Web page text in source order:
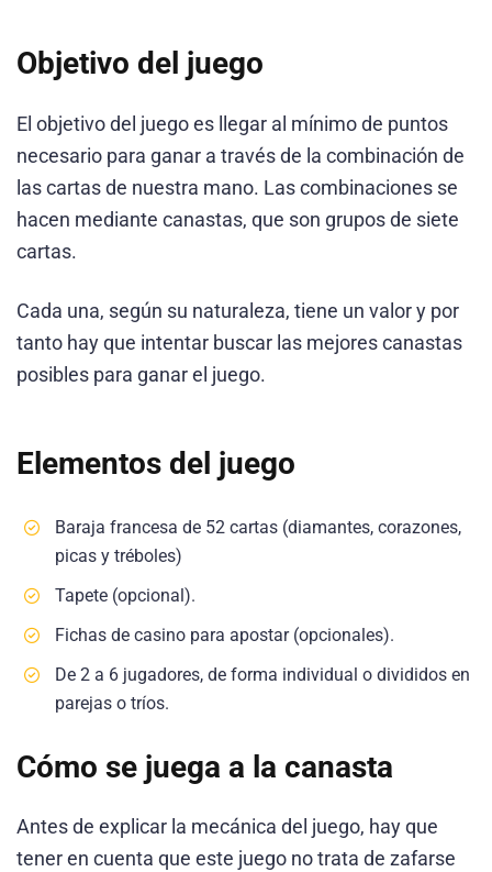
Objetivo del juego
El objetivo del juego es llegar al mínimo de puntos
necesario para ganar a través de la combinación de
las cartas de nuestra mano. Las combinaciones se
hacen mediante canastas, que son grupos de siete
cartas.
Cada una, según su naturaleza, tiene un valor y por
tanto hay que intentar buscar las mejores canastas
posibles para ganar el juego.
Elementos del juego
Baraja francesa de 52 cartas (diamantes, corazones,
picas y tréboles)
Tapete (opcional).
Fichas de casino para apostar (opcionales).
De 2 a 6 jugadores, de forma individual o divididos en
parejas o tríos.
Cómo se juega a la canasta
Antes de explicar la mecánica del juego, hay que
tener en cuenta que este juego no trata de zafarse